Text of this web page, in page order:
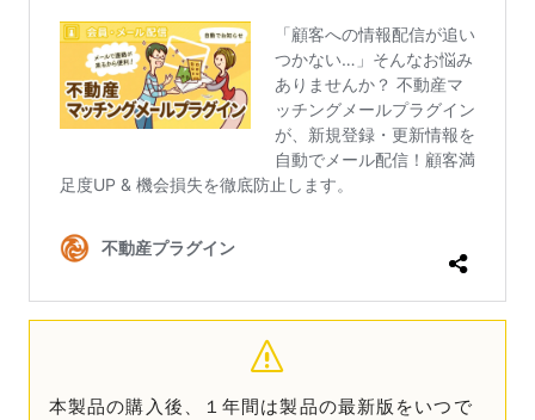
本製品の購入後、１年間は製品の最新版をいつで